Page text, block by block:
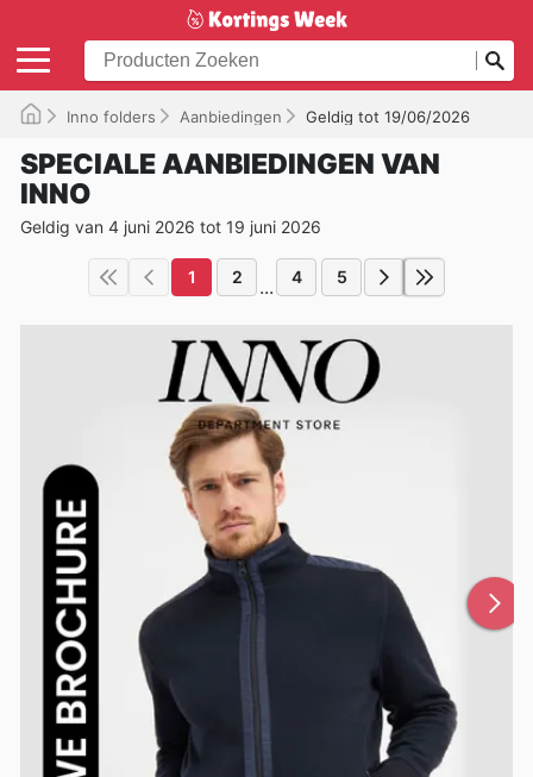
Inno folders Aanbiedingen Geldig tot 19/06/2026
SPECIALE AANBIEDINGEN VAN
INNO
Geldig van 4 juni 2026 tot 19 juni 2026
1 2 ... 4 5